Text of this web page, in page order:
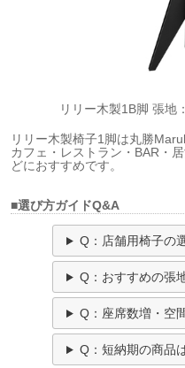
リリー木製1B脚 張地
リリー木製椅子1脚は丸勝
カフェ・レストラン・BAR・
どにおすすめです。
■選び方ガイドQ&A
Q：店舗用椅子の
Q：おすすめの張
Q：座席数増・空
Q：短納期の商品